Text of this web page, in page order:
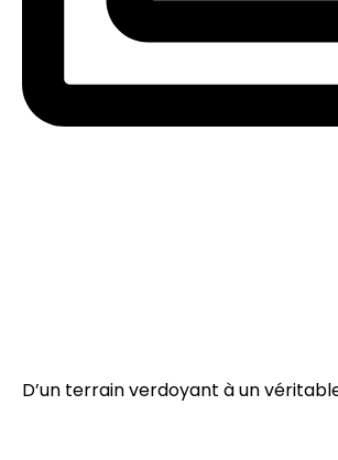
D’un terrain verdoyant à un